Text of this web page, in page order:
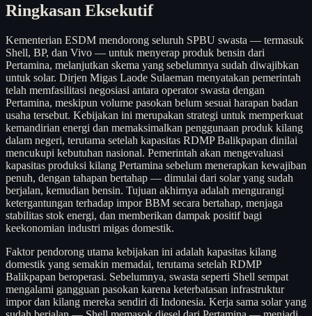
Ringkasan Eksekutif
Kementerian ESDM mendorong seluruh SPBU swasta — termasuk
Shell, BP, dan Vivo — untuk menyerap produk bensin dari
Pertamina, melanjutkan skema yang sebelumnya sudah diwajibkan
untuk solar. Dirjen Migas Laode Sulaeman menyatakan pemerintah
telah memfasilitasi negosiasi antara operator swasta dengan
Pertamina, meskipun volume pasokan belum sesuai harapan badan
usaha tersebut. Kebijakan ini merupakan strategi untuk memperkuat
kemandirian energi dan memaksimalkan penggunaan produk kilang
dalam negeri, terutama setelah kapasitas RDMP Balikpapan dinilai
mencukupi kebutuhan nasional. Pemerintah akan mengevaluasi
kapasitas produksi kilang Pertamina sebelum menerapkan kewajiban
penuh, dengan tahapan bertahap — dimulai dari solar yang sudah
berjalan, kemudian bensin. Tujuan akhirnya adalah mengurangi
ketergantungan terhadap impor BBM secara bertahap, menjaga
stabilitas stok energi, dan memberikan dampak positif bagi
keekonomian industri migas domestik.
Faktor pendorong utama kebijakan ini adalah kapasitas kilang
domestik yang semakin memadai, terutama setelah RDMP
Balikpapan beroperasi. Sebelumnya, swasta seperti Shell sempat
mengalami gangguan pasokan karena keterbatasan infrastruktur
impor dan kilang mereka sendiri di Indonesia. Kerja sama solar yang